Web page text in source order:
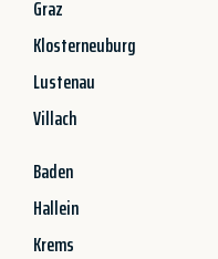
Graz
Klosterneuburg
Lustenau
Villach
Baden
Hallein
Krems